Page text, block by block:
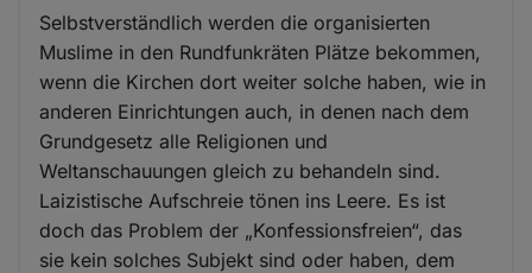
Selbstverständlich werden die organisierten
Muslime in den Rundfunkräten Plätze bekommen,
wenn die Kirchen dort weiter solche haben, wie in
anderen Einrichtungen auch, in denen nach dem
Grundgesetz alle Religionen und
Weltanschauungen gleich zu behandeln sind.
Laizistische Aufschreie tönen ins Leere. Es ist
doch das Problem der „Konfessionsfreien“, das
sie kein solches Subjekt sind oder haben, dem